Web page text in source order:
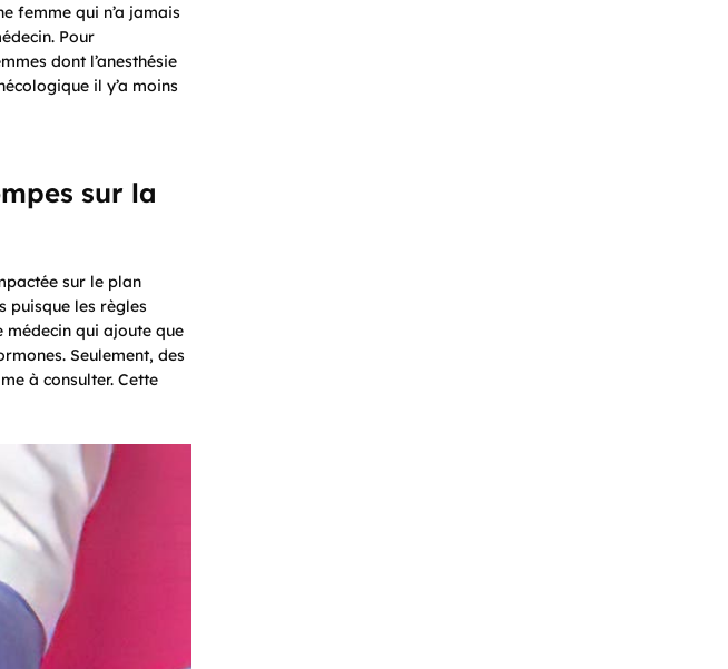
femme qui n’a jamais
Pour
dont l’anesthésie
il y’a moins
sur la
sur le plan
puisque les règles
médecin qui ajoute que
Seulement, des
à consulter. Cette